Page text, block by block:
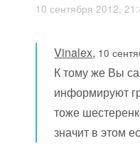
10 сентября 2012,
Vinalex, 10
К тому же Вы
информируют
тоже
значит в этом